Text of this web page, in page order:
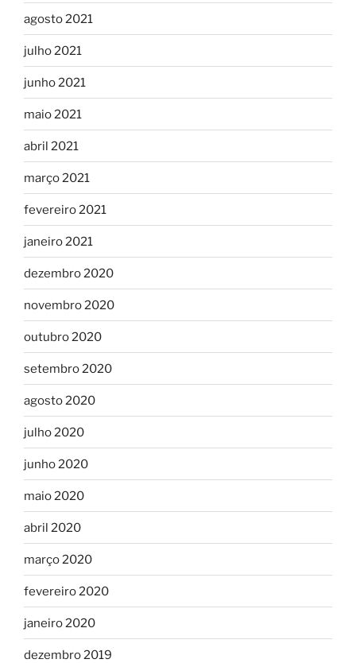
agosto 2021
julho 2021
junho 2021
maio 2021
abril 2021
março 2021
fevereiro 2021
janeiro 2021
dezembro 2020
novembro 2020
outubro 2020
setembro 2020
agosto 2020
julho 2020
junho 2020
maio 2020
abril 2020
março 2020
fevereiro 2020
janeiro 2020
dezembro 2019